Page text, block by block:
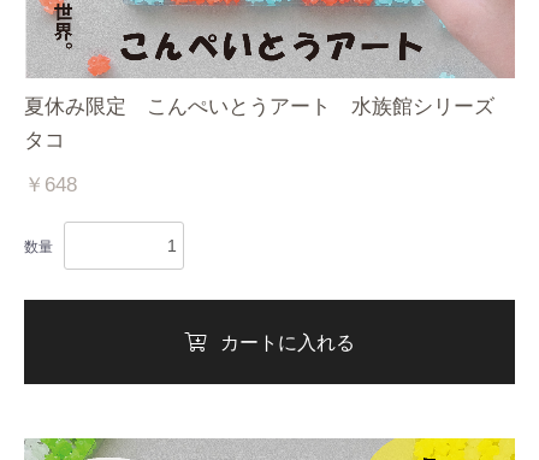
夏休み限定 こんぺいとうアート 水族館シリーズ
タコ
￥648
数量
カートに入れる